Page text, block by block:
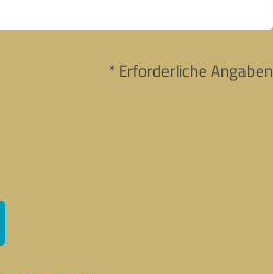
* Erforderliche Angaben